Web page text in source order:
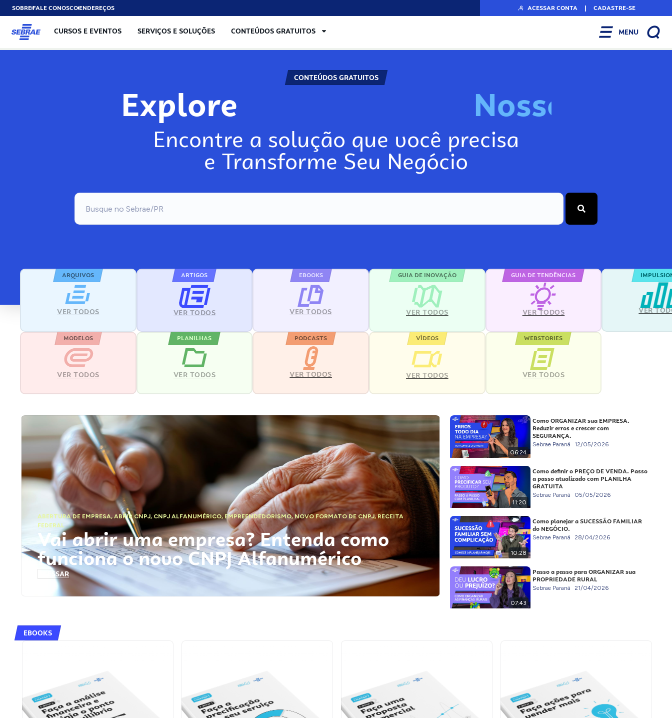
SOBREFALE CONOSCOENDEREÇOS ACESSAR CONTA | CADASTRE-SE
CURSOS E EVENTOS SERVIÇOS E SOLUÇÕES CONTEÚDOS GRATUITOS MENU
CONTEÚDOS GRATUITOS
Explore Nosso
Encontre a solução que você precisa
e Transforme Seu Negócio
ARQUIVOS
VER TODOS
ARTIGOS
VER TODOS
EBOOKS
VER TODOS
GUIA DE INOVAÇÃO
VER TODOS
GUIA DE TENDÊNCIAS
VER TODOS VER
MODELOS
VER TODOS
PLANILHAS
VER TODOS
PODCASTS
VER TODOS
VÍDEOS
VER TODOS
WEBSTORIES
VER TODOS
ABERTURA DE EMPRESA,ABRIR CNPJ, CNPJ ALFANUMÉRICO, EMPREENDEDORISMO,NOVO FORMATO DE CNPJ,RECEITA
FEDERAL
Vai abrir uma empresa? Entenda como
funciona o novo CNPJ Alfanumérico
ACESSAR
06:24
Como ORGANIZAR sua EMPRESA.
Reduzir erros e crescer com
SEGURANÇA.
Sebrae Paraná 12/05/2026
11:20
Como definir o PREÇO DE VENDA. Passo
a passo atualizado com PLANILHA
GRATUITA
Sebrae Paraná 05/05/2026
10:28
Como planejar a SUCESSÃO FAMILIAR
do NEGÓCIO.
Sebrae Paraná 28/04/2026
07:43
Passo a passo para ORGANIZAR sua
PROPRIEDADE RURAL
Sebrae Paraná 21/04/2026
EBOOKS